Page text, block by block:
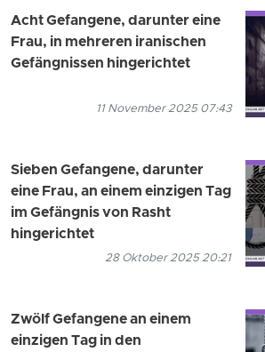
Acht Gefangene, darunter eine
Frau, in mehreren iranischen
Gefängnissen hingerichtet
11 November 2025 07:43
Sieben Gefangene, darunter
eine Frau, an einem einzigen Tag
im Gefängnis von Rasht
hingerichtet
28 Oktober 2025 20:21
Zwölf Gefangene an einem
einzigen Tag in den